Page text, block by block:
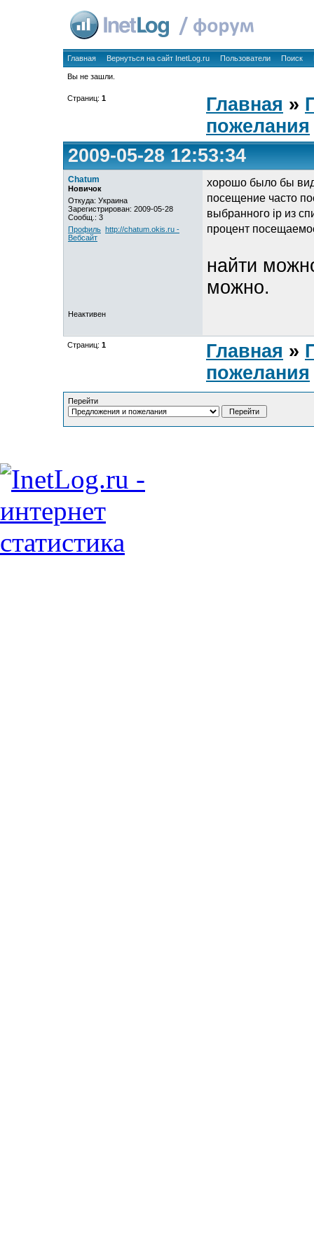
Главная Вернуться на сайт InetLog.ru Пользователи Поиск
Вы не зашли.
Страниц: 1 Главная »
пожелания
2009-05-28 12:53:34
Chatum
Новичок
Откуда: Украина
Зарегистрирован: 2009-05-28
Сообщ.: 3
Профиль http://chatum.okis.ru -
Вебсайт
хорошо было бы
посещение часто
выбранного ip из
процент
найти
можно.
Неактивен
Страниц: 1 Главная »
пожелания
Перейти